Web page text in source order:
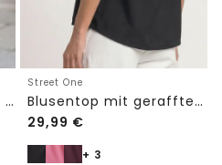
Blusenshirt mit V-Neck und Spitze
Street One
Blusentop mit gerafftem Rundhals
29,99 €
+ 3